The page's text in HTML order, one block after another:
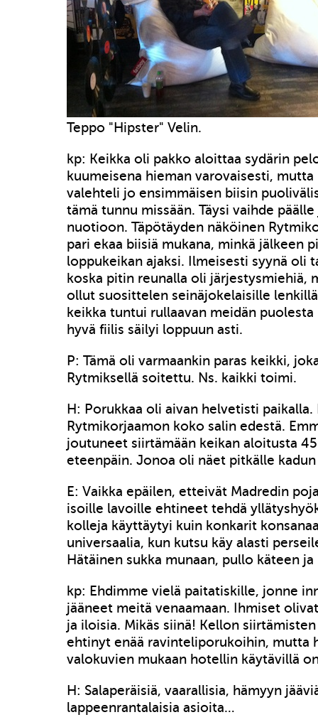
Teppo "Hipster" Velin.
kp: Keikka oli pakko aloittaa sydärin
kuumeisena hieman varovaisesti,
valehteli jo ensimmäisen biisin
tämä tunnu missään. Täysi vaihde
nuotioon. Täpötäyden näköinen
pari ekaa biisiä mukana, minkä jälkeen
loppukeikan ajaksi. Ilmeisesti syynä oli
koska pitin reunalla oli järjestysmiehiä,
ollut suosittelen seinäjokelaisille
keikka tuntui rullaavan meidän
hyvä fiilis säilyi loppuun asti.
P: Tämä oli varmaankin paras keikki,
Rytmiksellä soitettu. Ns. kaikki toimi.
H: Porukkaa oli aivan helvetisti paikalla.
Rytmikorjaamon koko salin edestä.
joutuneet siirtämään keikan aloitusta
eteenpäin. Jonoa oli näet pitkälle kadun
E: Vaikka epäilen, etteivät Madredin
isoille lavoille ehtineet tehdä
kolleja käyttäytyi kuin konkarit
universaalia, kun kutsu käy alasti
Hätäinen sukka munaan, pullo käteen
kp: Ehdimme vielä paitatiskille, jonne
jääneet meitä venaamaan. Ihmiset
ja iloisia. Mikäs siinä! Kellon
ehtinyt enää ravinteliporukoihin, mutta
valokuvien mukaan hotellin käytävillä
H: Salaperäisiä, vaarallisia, hämyyn
lappeenrantalaisia asioita…